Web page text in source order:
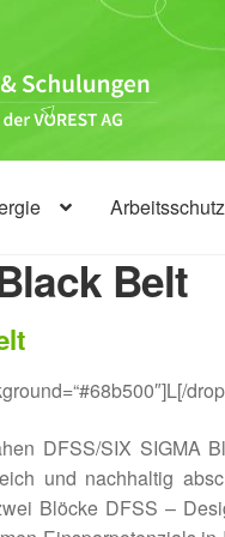
Belt
DFSS/SIX SIGMA
und nachhaltig
Blöcke DFSS –